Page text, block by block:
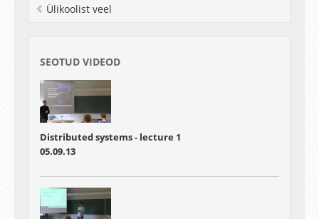
Ülikoolist veel
SEOTUD VIDEOD
Distributed systems - lecture 1
05.09.13